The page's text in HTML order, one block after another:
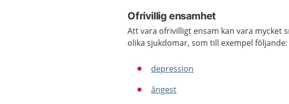
Ofrivillig ensamhet
Att vara ofrivilligt ensam kan vara mycket
olika sjukdomar, som till exempel följande:
depression
ångest